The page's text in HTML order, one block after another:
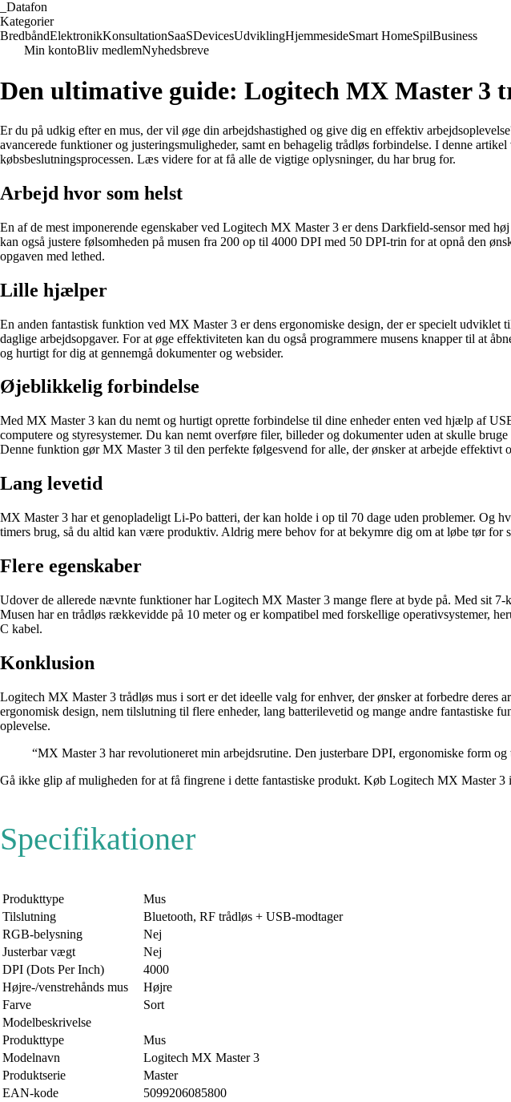
Datafon
Kategorier
BredbåndElektronikKonsultationSaaSDevicesUdviklingHjemmesideSmart HomeSpilBusiness
Min kontoBliv medlemNyhedsbreve
Den ultimative guide: Logitech MX Master 3
Er du på udkig efter en mus, der vil øge din arbejdshastighed og give dig en effektiv
avancerede funktioner og justeringsmuligheder, samt en behagelig trådløs forbindelse. I denne
købsbeslutningsprocessen. Læs videre for at få alle de vigtige oplysninger, du har brug for.
Arbejd hvor som helst
En af de mest imponerende egenskaber ved Logitech MX Master 3 er dens Darkfield-sensor med
kan også justere følsomheden på musen fra 200 op til 4000 DPI med 50 DPI-trin for at opnå den
opgaven med lethed.
Lille hjælper
En anden fantastisk funktion ved MX Master 3 er dens ergonomiske design, der er specielt
daglige arbejdsopgaver. For at øge effektiviteten kan du også programmere musens knapper til at
og hurtigt for dig at gennemgå dokumenter og websider.
Øjeblikkelig forbindelse
Med MX Master 3 kan du nemt og hurtigt oprette forbindelse til dine enheder enten ved hjælp af
computere og styresystemer. Du kan nemt overføre filer, billeder og dokumenter uden at skulle
Denne funktion gør MX Master 3 til den perfekte følgesvend for alle, der ønsker at arbejde effektivt
Lang levetid
MX Master 3 har et genopladeligt Li-Po batteri, der kan holde i op til 70 dage uden problemer.
timers brug, så du altid kan være produktiv. Aldrig mere behov for at bekymre dig om at løbe tør for
Flere egenskaber
Udover de allerede nævnte funktioner har Logitech MX Master 3 mange flere at byde på. Med sit
Musen har en trådløs rækkevidde på 10 meter og er kompatibel med forskellige operativsystemer,
C kabel.
Konklusion
Logitech MX Master 3 trådløs mus i sort er det ideelle valg for enhver, der ønsker at forbedre
ergonomisk design, nem tilslutning til flere enheder, lang batterilevetid og mange andre fantastiske
oplevelse.
“MX Master 3 har revolutioneret min arbejdsrutine. Den justerbare DPI, ergonomiske form
Gå ikke glip af muligheden for at få fingrene i dette fantastiske produkt. Køb Logitech MX Master 3
Specifikationer
Produkttype
Mus
Tilslutning
Bluetooth, RF trådløs + USB-modtager
RGB-belysning
Nej
Justerbar vægt
Nej
DPI (Dots Per Inch)
4000
Højre-/venstrehånds mus
Højre
Farve
Sort
Modelbeskrivelse
Produkttype
Mus
Modelnavn
Logitech MX Master 3
Produktserie
Master
EAN-kode
5099206085800